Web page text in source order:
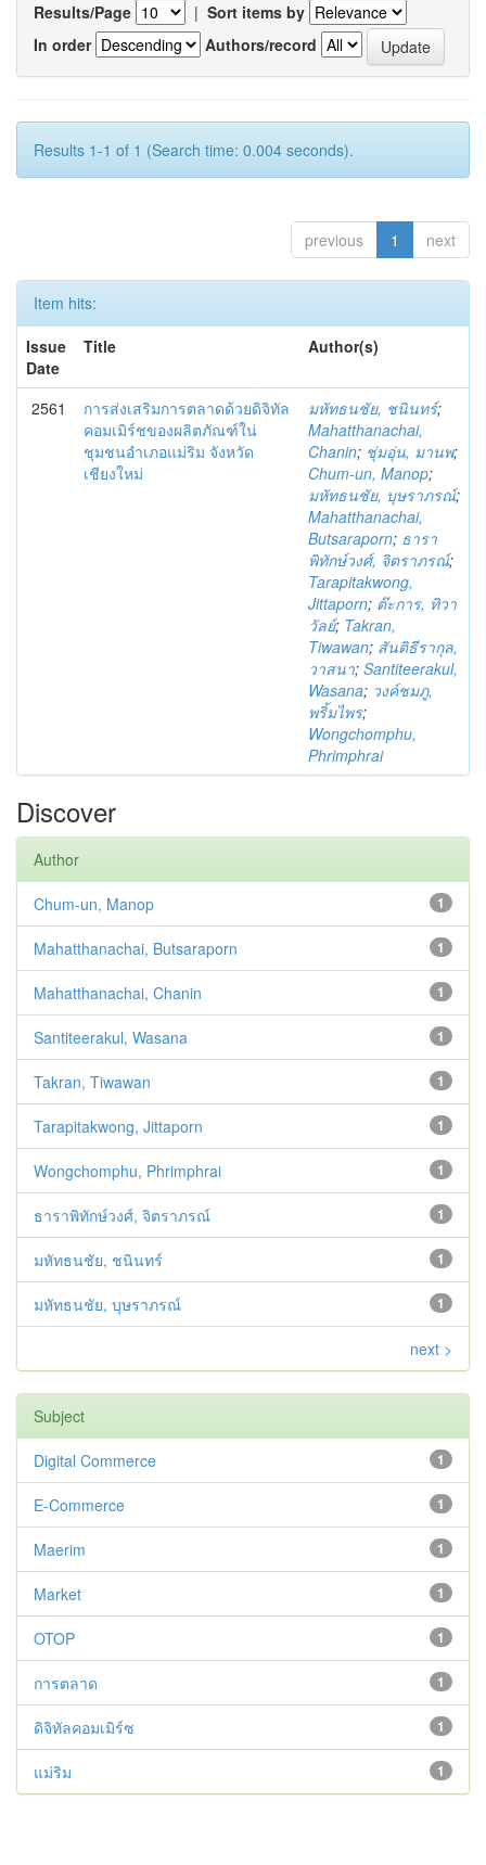
Results/Page | Sort items by
In order
Authors/record
Results 1-1 of 1 (Search time: 0.004 seconds).
previous 1 next
Item hits:
Issue
Date
Title Author(s)
2561
การส่งเสริมการตลาดด้วยดิจิทัล
คอมเมิร์ชของผลิตภัณฑ์ใน่
ชุมชนอำเภอแม่ริม จังหวัด
เชียงใหม่
มหัทธนชัย, ชนินทร์;
Mahatthanachai,
Chanin; ชุ่มอุ่น, มานพ;
Chum-un, Manop;
มหัทธนชัย, บุษราภรณ์;
Mahatthanachai,
Butsaraporn; ธารา
พิทักษ์วงศ์, จิตราภรณ์;
Tarapitakwong,
Jittaporn; ต๊ะการ, ทิวา
วัลย์; Takran,
Tiwawan; สันติธีรากุล,
วาสนา; Santiteerakul,
Wasana; วงค์ชมภู,
พริ้มไพร;
Wongchomphu,
Phrimphrai
Discover
Author
1
Chum-un, Manop
1
Mahatthanachai, Butsaraporn
1
Mahatthanachai, Chanin
1
Santiteerakul, Wasana
1
Takran, Tiwawan
1
Tarapitakwong, Jittaporn
1
Wongchomphu, Phrimphrai
1
ธาราพิทักษ์วงศ์, จิตราภรณ์
1
มหัทธนชัย, ชนินทร์
1
มหัทธนชัย, บุษราภรณ์
next >
Subject
1
Digital Commerce
1
E-Commerce
1
Maerim
1
Market
1
OTOP
1
การตลาด
1
ดิจิทัลคอมเมิร์ซ
1
แม่ริม